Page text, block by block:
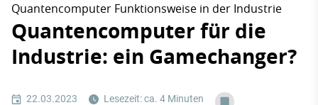
Quantencomputer Funktionsweise in der Industrie
Quantencomputer für die
Industrie: ein Gamechanger?
22.03.2023 Lesezeit: ca. 4 Minuten